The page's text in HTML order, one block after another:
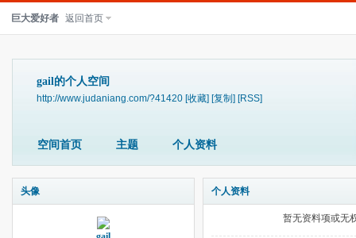
巨大爱好者 返回首页
gail的个人空间
http://www.judaniang.com/?41420 [收藏] [复制] [RSS]
空间首页 主题 个人资料
头像 个人资料
暂无资料项或无